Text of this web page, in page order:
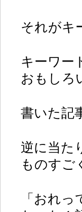
それがキ
キーワー
おもしろ
書いた記
逆に当た
ものすご
「おれ